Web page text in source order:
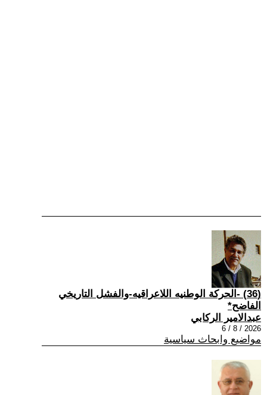
(36) -الحركة الوطنيه اللاعراقيه-والفشل التاريخي
الفاضح*
عبدالامير الركابي
2026 / 8 / 6
مواضيع وابحاث سياسية